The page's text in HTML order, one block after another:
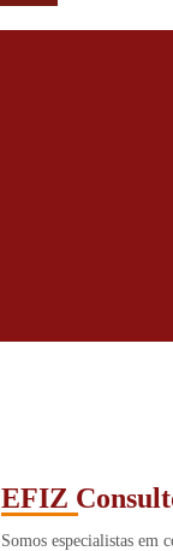
EFIZ
Somos especialistas em